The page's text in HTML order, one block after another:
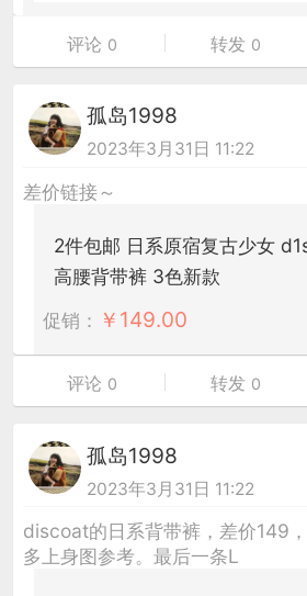
评论 0 转发 0
孤岛1998
2023年3月31日 11:22
差价链接～
2件包邮 日系原宿复古少女
高腰背带裤 3色新款
促销： ￥ 149.00
评论 0 转发 0
孤岛1998
2023年3月31日 11:22
discoat的日系背带裤，差价149
多上身图参考。最后一条L